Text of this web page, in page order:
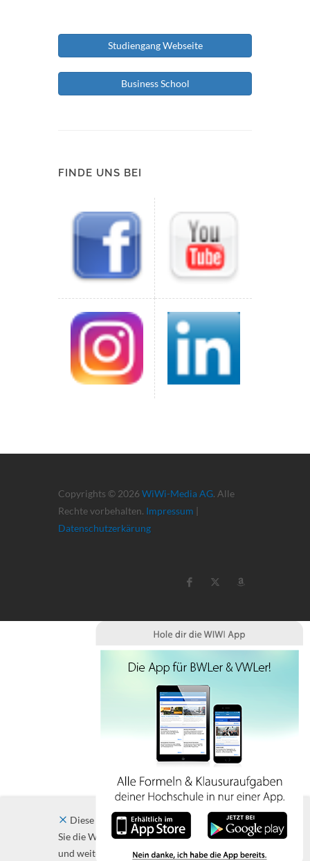
Studiengang Webseite
Business School
FINDE UNS BEI
Copyrights © 2026 WiWi-Media AG. Alle
Rechte vorbehalten. Impressum
Datenschutzerkärung
Diese Website verwendet Cookies. Indem
Sie die Website und ihre Angebote nutzen
und weiter navigieren, akzeptieren Sie diese